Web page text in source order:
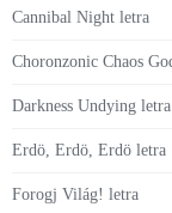
Cannibal Night letra
Choronzonic Chaos
Darkness Undying letra
Erdö, Erdö, Erdö letra
Forogj Világ! letra